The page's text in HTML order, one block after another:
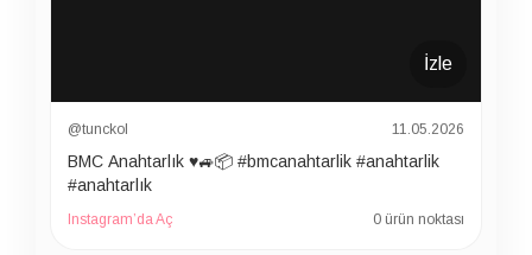
İzle
@tunckol 11.05.2026
BMC Anahtarlık ♥️🚙📦 #bmcanahtarlik #anahtarlik
#anahtarlık
Instagram’da Aç 0 ürün noktası